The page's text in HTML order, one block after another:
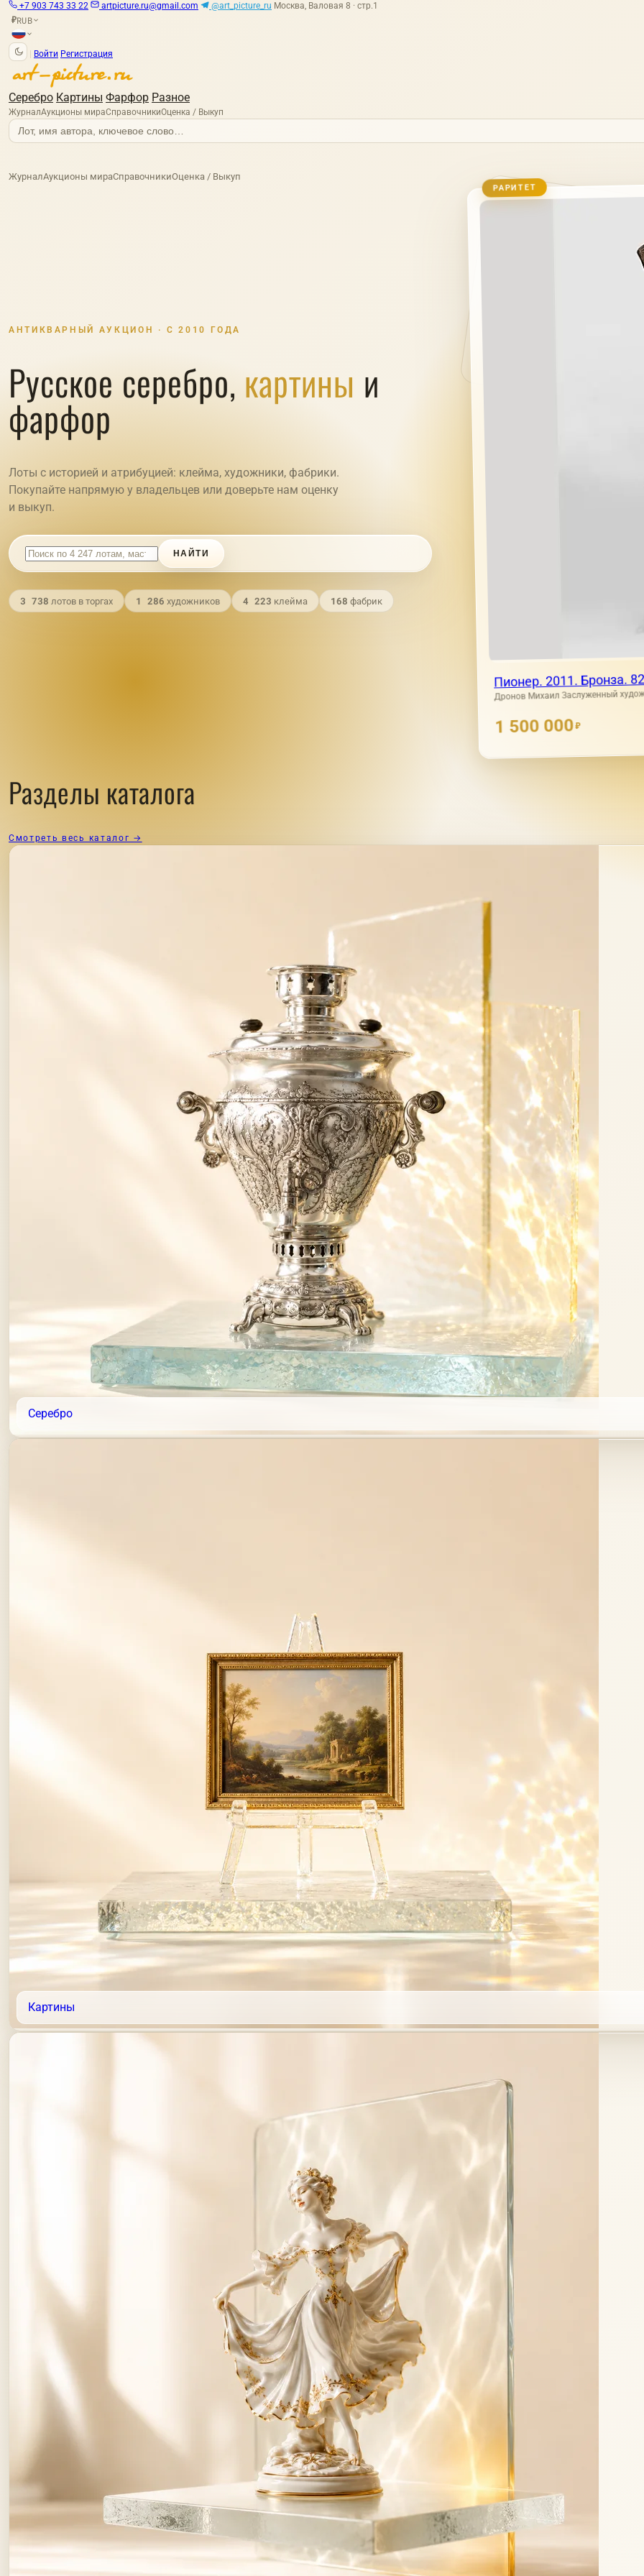
+7 903 743 33 22 artpicture.ru@gmail.com @art_picture_ru Москва, Валовая 8 · стр.1
₽RUB
Войти Регистрация
Серебро Картины Фарфор Разное
ЖурналАукционы мираСправочникиОценка / Выкуп
ЖурналАукционы мираСправочникиОценка / Выкуп
АНТИКВАРНЫЙ АУКЦИОН · С 2010 ГОДА
Русское серебро, картины и
фарфор
Лоты с историей и атрибуцией: клейма, художники, фабрики.
Покупайте напрямую у владельцев или доверьте нам оценку
и выкуп.
НАЙТИ
3 738 лотов в торгах 1 286 художников 4 223 клейма 168 фабрик
РАРИТЕТ
Пионер. 2011. Бронза.
Дронов Михаил Заслуженный
1 500 000₽
Разделы каталога
Смотреть весь каталог →
Серебро
Картины